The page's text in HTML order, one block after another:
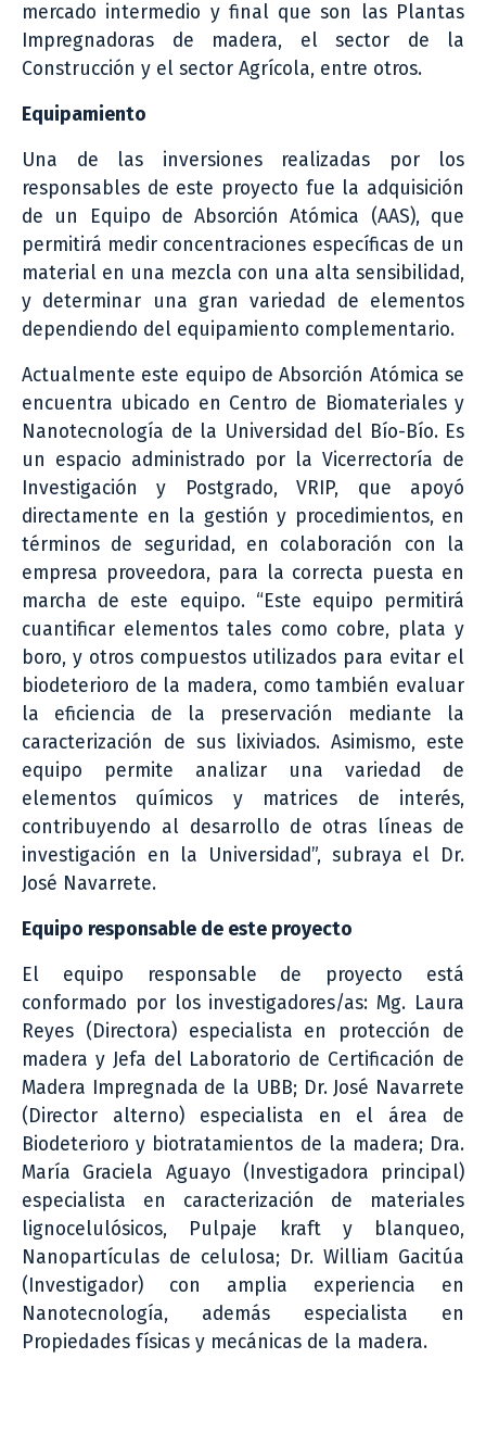
mercado intermedio y final que son las Plantas
Impregnadoras de madera, el sector de la
Construcción y el sector Agrícola, entre otros.
Equipamiento
Una de las inversiones realizadas por los
responsables de este proyecto fue la adquisición
de un Equipo de Absorción Atómica (AAS), que
permitirá medir concentraciones específicas de un
material en una mezcla con una alta sensibilidad,
y determinar una gran variedad de elementos
dependiendo del equipamiento complementario.
Actualmente este equipo de Absorción Atómica se
encuentra ubicado en Centro de Biomateriales y
Nanotecnología de la Universidad del Bío-Bío. Es
un espacio administrado por la Vicerrectoría de
Investigación y Postgrado, VRIP, que apoyó
directamente en la gestión y procedimientos, en
términos de seguridad, en colaboración con la
empresa proveedora, para la correcta puesta en
marcha de este equipo. “Este equipo permitirá
cuantificar elementos tales como cobre, plata y
boro, y otros compuestos utilizados para evitar el
biodeterioro de la madera, como también evaluar
la eficiencia de la preservación mediante la
caracterización de sus lixiviados. Asimismo, este
equipo permite analizar una variedad de
elementos químicos y matrices de interés,
contribuyendo al desarrollo de otras líneas de
investigación en la Universidad”, subraya el Dr.
José Navarrete.
Equipo responsable de este proyecto
El equipo responsable de proyecto está
conformado por los investigadores/as: Mg. Laura
Reyes (Directora) especialista en protección de
madera y Jefa del Laboratorio de Certificación de
Madera Impregnada de la UBB; Dr. José Navarrete
(Director alterno) especialista en el área de
Biodeterioro y biotratamientos de la madera; Dra.
María Graciela Aguayo (Investigadora principal)
especialista en caracterización de materiales
lignocelulósicos, Pulpaje kraft y blanqueo,
Nanopartículas de celulosa; Dr. William Gacitúa
(Investigador) con amplia experiencia en
Nanotecnología, además especialista en
Propiedades físicas y mecánicas de la madera.